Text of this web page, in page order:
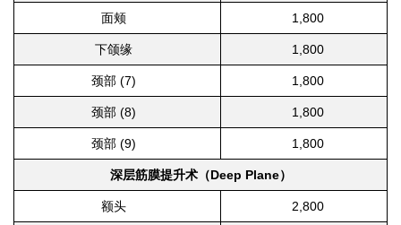
面颊 1,800
下颌缘 1,800
颈部 (7) 1,800
颈部 (8) 1,800
颈部 (9) 1,800
深层筋膜提升术（Deep Plane）
额头 2,800